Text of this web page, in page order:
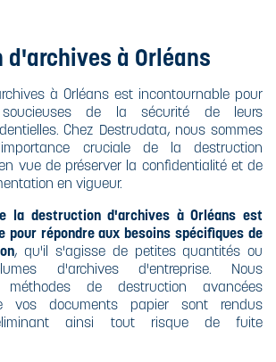
d'archives à Orléans
à Orléans est incontournable pour
soucieuses de la sécurité de leurs
Chez Destrudata, nous sommes
cruciale de la destruction
vue de préserver la confidentialité et de
en vigueur.
la destruction d'archives à Orléans est
pour répondre aux besoins spécifiques de
, qu'il s'agisse de petites quantités ou
d'archives d'entreprise. Nous
de destruction avancées
vos documents papier sont rendus
éliminant ainsi tout risque de fuite